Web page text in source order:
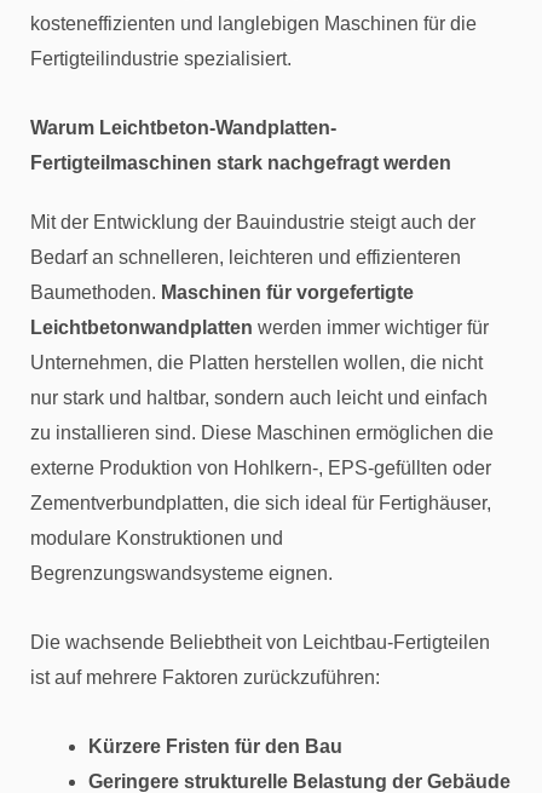
kosteneffizienten und langlebigen Maschinen für die
Fertigteilindustrie spezialisiert.
Warum Leichtbeton-Wandplatten-
Fertigteilmaschinen stark nachgefragt werden
Mit der Entwicklung der Bauindustrie steigt auch der
Bedarf an schnelleren, leichteren und effizienteren
Baumethoden. Maschinen für vorgefertigte
Leichtbetonwandplatten werden immer wichtiger für
Unternehmen, die Platten herstellen wollen, die nicht
nur stark und haltbar, sondern auch leicht und einfach
zu installieren sind. Diese Maschinen ermöglichen die
externe Produktion von Hohlkern-, EPS-gefüllten oder
Zementverbundplatten, die sich ideal für Fertighäuser,
modulare Konstruktionen und
Begrenzungswandsysteme eignen.
Die wachsende Beliebtheit von Leichtbau-Fertigteilen
ist auf mehrere Faktoren zurückzuführen:
Kürzere Fristen für den Bau
Geringere strukturelle Belastung der Gebäude